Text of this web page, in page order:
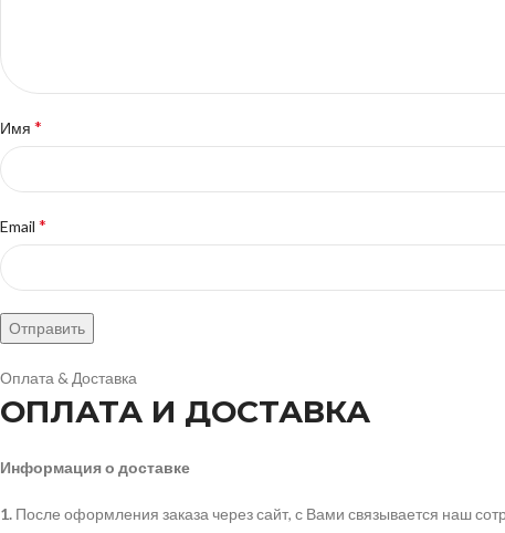
Имя *
Email *
Оплата & Доставка
ОПЛАТА И ДОСТАВКА
Информация о доставке
1. После оформления заказа через сайт, с Вами связывается наш